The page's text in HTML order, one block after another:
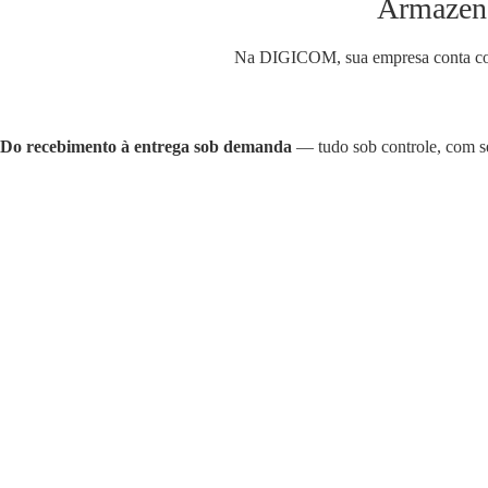
Na DIGICOM, sua empresa conta
Do recebimento à entrega sob demanda — tudo sob controle, com